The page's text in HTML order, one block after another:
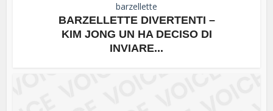
barzellette
BARZELLETTE DIVERTENTI –
KIM JONG UN HA DECISO DI
INVIARE...